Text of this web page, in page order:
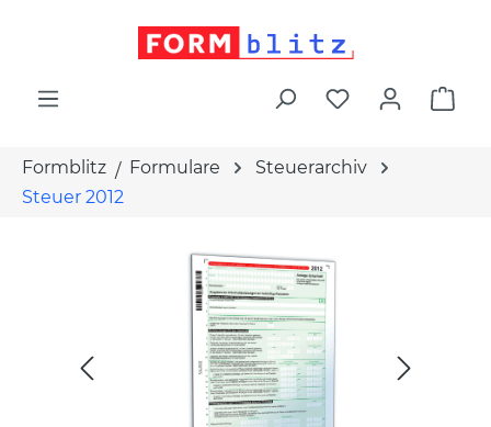
Formblitz Formulare
Steuerarchiv
Steuer 2012